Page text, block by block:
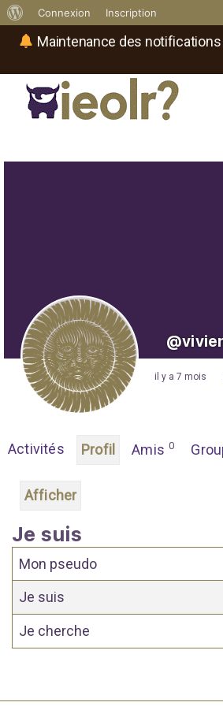
Maintenance des
propos
WordPress
Connexion Inscription
où
il y a 7 mois
Activités Profil Amis 0
Afficher
Je suis
Mon pseudo
Je suis
Je cherche